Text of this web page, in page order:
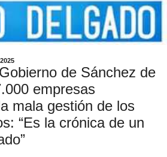
de Sánchez de
empresas
mala gestión de los
“Es la crónica de un